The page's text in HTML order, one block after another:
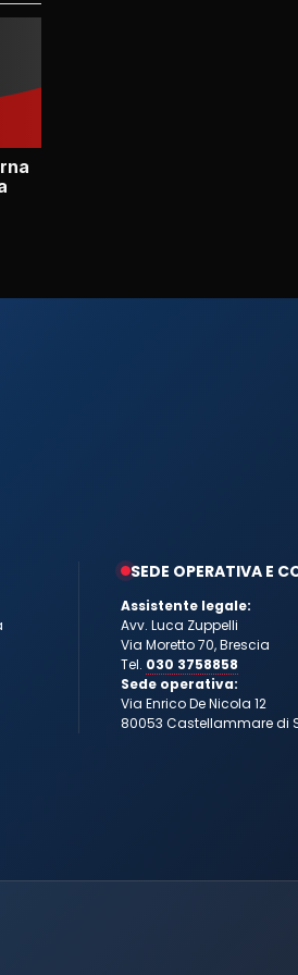
SEDE OPERATIVA E
Assistente legale:
Avv. Luca Zuppelli
Via Moretto 70, Brescia
Tel. 030 3758858
Sede operativa:
Via Enrico De Nicola 12
80053 Castellammare di